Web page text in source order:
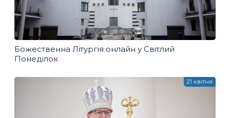
Божественна Літургія онлайн у Світлий
Понеділок
21 квітня